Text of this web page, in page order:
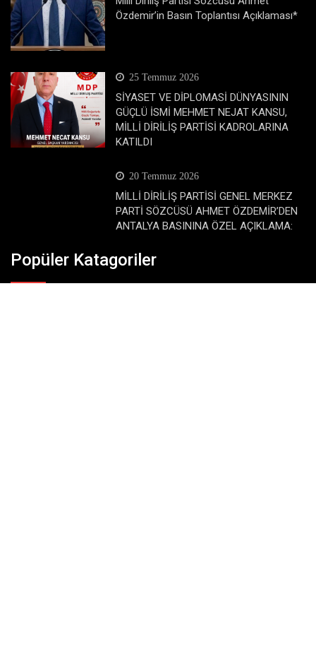
Özdemir’in Basın Toplantısı Açıklaması*
25 Temmuz 2026
SİYASET VE DİPLOMASİ DÜNYASININ
GÜÇLÜ İSMİ MEHMET NEJAT KANSU,
MİLLİ DİRİLİŞ PARTİSİ KADROLARINA
KATILDI
20 Temmuz 2026
MİLLİ DİRİLİŞ PARTİSİ GENEL MERKEZ
PARTİ SÖZCÜSÜ AHMET ÖZDEMİR’DEN
ANTALYA BASININA ÖZEL AÇIKLAMA:
Popüler Katagoriler